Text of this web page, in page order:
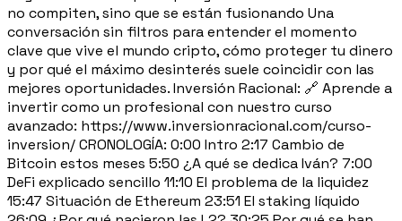
no compiten, sino que se están fusionando Una
conversación sin filtros para entender el momento
clave que vive el mundo cripto, cómo proteger tu dinero
y por qué el máximo desinterés suele coincidir con las
mejores oportunidades. Inversión Racional: 🔗 Aprende a
invertir como un profesional con nuestro curso
avanzado: https://www.inversionracional.com/curso-
inversion/ CRONOLOGÍA: 0:00 Intro 2:17 Cambio de
Bitcoin estos meses 5:50 ¿A qué se dedica Iván? 7:00
DeFi explicado sencillo 11:10 El problema de la liquidez
15:47 Situación de Ethereum 23:51 El staking líquido